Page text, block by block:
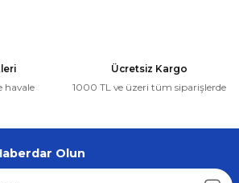
havale
Ücretsiz Kargo
1000 TL ve üzeri tüm siparişlerde
Olun